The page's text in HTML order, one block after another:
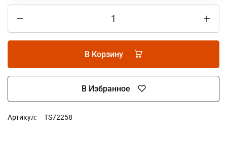
В Корзину
В Избранное
Артикул: TS72258